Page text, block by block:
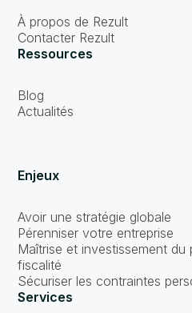
À propos de Rezult
Contacter Rezult
Ressources
Blog
Actualités
Enjeux
Avoir une stratégie globale
Pérenniser votre entreprise
Maîtrise et investissement du
fiscalité
Sécuriser les contraintes
Services